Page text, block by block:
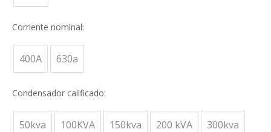
Corriente nominal:
400A 630a
Condensador calificado:
50kva 100KVA 150kva 200 kVA 300kva